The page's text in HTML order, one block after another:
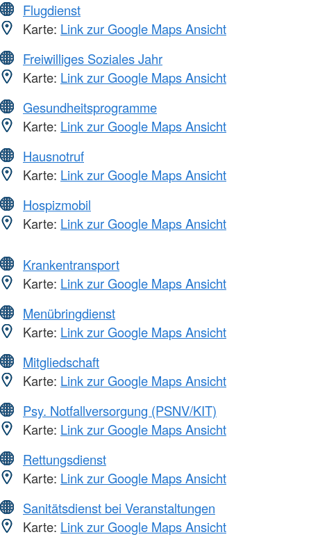
Flugdienst
Karte: Link zur Google Maps Ansicht
Freiwilliges Soziales Jahr
Karte: Link zur Google Maps Ansicht
Gesundheitsprogramme
Karte: Link zur Google Maps Ansicht
Hausnotruf
Karte: Link zur Google Maps Ansicht
Hospizmobil
Karte: Link zur Google Maps Ansicht
Krankentransport
Karte: Link zur Google Maps Ansicht
Menübringdienst
Karte: Link zur Google Maps Ansicht
Mitgliedschaft
Karte: Link zur Google Maps Ansicht
Psy. Notfallversorgung (PSNV/KIT)
Karte: Link zur Google Maps Ansicht
Rettungsdienst
Karte: Link zur Google Maps Ansicht
Sanitätsdienst bei Veranstaltungen
Karte: Link zur Google Maps Ansicht